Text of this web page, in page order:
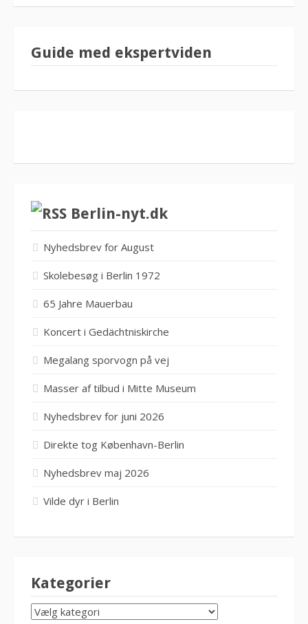
Guide med ekspertviden
Berlin-nyt.dk
Nyhedsbrev for August
Skolebesøg i Berlin 1972
65 Jahre Mauerbau
Koncert i Gedächtniskirche
Megalang sporvogn på vej
Masser af tilbud i Mitte Museum
Nyhedsbrev for juni 2026
Direkte tog København-Berlin
Nyhedsbrev maj 2026
Vilde dyr i Berlin
Kategorier
KATEGORIER